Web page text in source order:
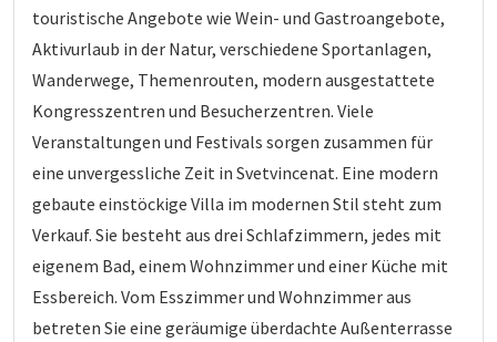
touristische Angebote wie Wein- und Gastroangebote,
Aktivurlaub in der Natur, verschiedene Sportanlagen,
Wanderwege, Themenrouten, modern ausgestattete
Kongresszentren und Besucherzentren. Viele
Veranstaltungen und Festivals sorgen zusammen für
eine unvergessliche Zeit in Svetvincenat. Eine modern
gebaute einstöckige Villa im modernen Stil steht zum
Verkauf. Sie besteht aus drei Schlafzimmern, jedes mit
eigenem Bad, einem Wohnzimmer und einer Küche mit
Essbereich. Vom Esszimmer und Wohnzimmer aus
betreten Sie eine geräumige überdachte Außenterrasse